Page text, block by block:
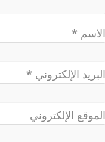
الاسم *
البريد الإلكتروني *
الموقع الإلكتروني